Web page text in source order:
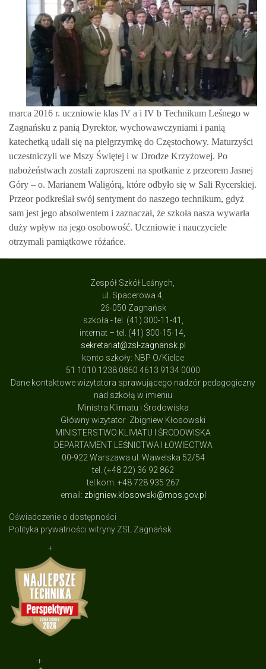
marca 2016 r. uczniowie klas IV a i IV b Technikum Leśnego w
Zagnańsku z panią Dyrektor, wychowawczyniami i panią
katechetką udali się na pielgrzymkę do Częstochowy. Maturzyści
uczestniczyli we Mszy Świętej i w Drodze Krzyżowej. Po
nabożeństwach zostali zaproszeni na spotkanie z przeorem Jasnej
Góry – o. Marianem Waligórą, które odbyło się w Sali Rycerskiej.
Przeor podkreślał swój sentyment do naszego technikum, gdyż
sam jest jego absolwentem i zaznaczał, że szkoła nasza wywarła
duży wpływ na jego osobowość. Uczniowie i nauczyciele
otrzymali pamiątkowe różańce.
Zespół Szkół Leśnych,
ul. Spacerowa 4,
26-050 Zagnańsk
szkoła - tel. (41) 300-11-41,
internat – tel. (41) 300-15-14,
sekretariat@zsl-zagnansk.pl
konto szkoły: NBP O/Kielce
51 1010 1238 0860 4613 9134 0000
Dane kontaktowe wizytatora sprawującego nadzór pedagogiczny
nad szkołą w imieniu
Ministra Klimatu i Środowiska
Główny wizytator Zbigniew Kłosowski
MINISTERSTWO KLIMATU I ŚRODOWISKA
DEPARTAMENT LEŚNICTWA I ŁOWIECTWA
00-922 Warszawa ul: Wawelska 52/54
tel. (+48 22) 36 92 862
tel.kom. +48 728 935 267
email: zbigniew.klosowski@mos.gov.pl
Oświadczenie o dostępności
Polityka prywatności witryny ZSL Zagnańsk
+
+